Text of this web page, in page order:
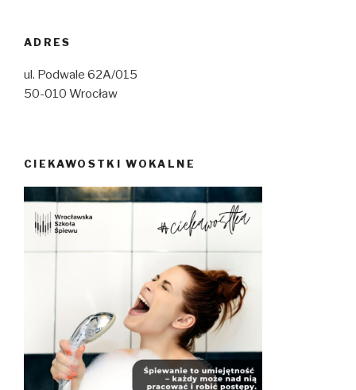
ADRES
ul. Podwale 62A/015
50-010 Wrocław
CIEKAWOSTKI WOKALNE